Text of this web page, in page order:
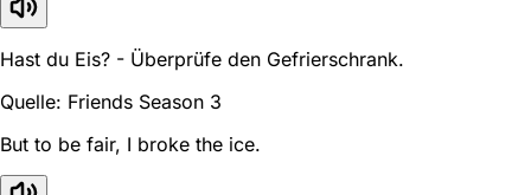
Hast du Eis? - Überprüfe den Gefrierschrank.
Quelle: Friends Season 3
But to be fair, I broke the ice.